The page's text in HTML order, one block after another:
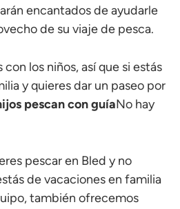
encantados de ayudarle
de su viaje de pesca.
los niños, así que si estás
y quieres dar un paseo por
pescan con guíaNo hay
pescar en Bled y no
de vacaciones en familia
también ofrecemos